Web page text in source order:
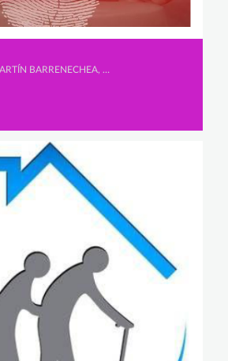
Secundaria, BERTA MARTÍN BARRENECHEA, CELIA FLORIANO VELASCO y LUCÍA GONZÁLEZ RAMOS